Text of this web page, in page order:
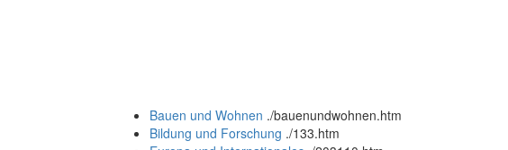
Bauen und Wohnen ./bauenundwohnen.htm
Bildung und Forschung ./133.htm